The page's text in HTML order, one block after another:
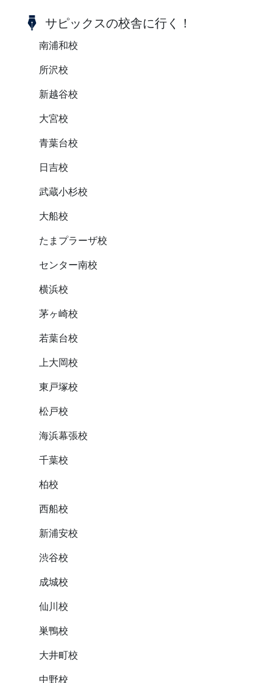
サピックスの校舎に行く！
南浦和校
所沢校
新越谷校
大宮校
青葉台校
日吉校
武蔵小杉校
大船校
たまプラーザ校
センター南校
横浜校
茅ヶ崎校
若葉台校
上大岡校
東戸塚校
松戸校
海浜幕張校
千葉校
柏校
西船校
新浦安校
渋谷校
成城校
仙川校
巣鴨校
大井町校
中野校